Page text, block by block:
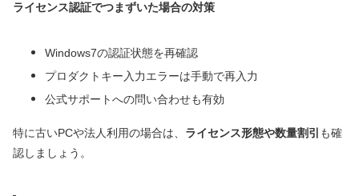
ライセンス認証でつまずいた場合の対策
Windows7の認証状態を再確認
プロダクトキー入力エラーは手動で再入力
公式サポートへの問い合わせも有効
特に古いPCや法人利用の場合は、 ライセンス形態や数量割引 も確
認しましょう。